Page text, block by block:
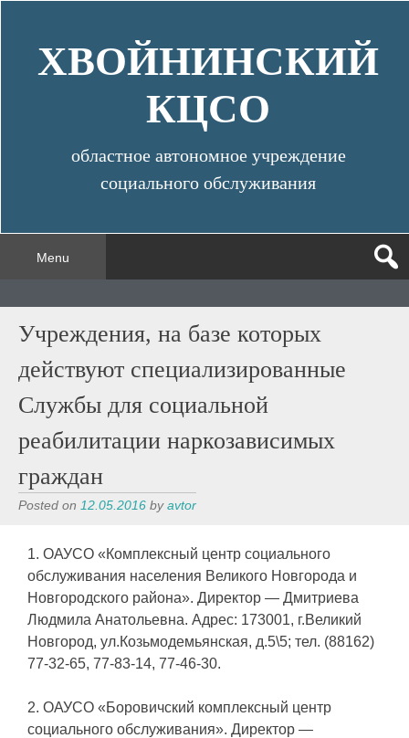
contentХВОЙНИНСКИЙ
КЦСО
областное автономное учреждение
социального обслуживания
Menu
Учреждения, на базе которых
действуют специализированные
Службы для социальной
реабилитации наркозависимых
граждан
Posted on 12.05.2016 byavtor
1. ОАУСО «Комплексный центр социального
обслуживания населения Великого Новгорода и
Новгородского района». Директор — Дмитриева
Людмила Анатольевна. Адрес: 173001, г.Великий
Новгород, ул.Козьмодемьянская, д.5\5; тел. (88162)
77-32-65, 77-83-14, 77-46-30.
2. ОАУСО «Боровичский комплексный центр
социального обслуживания». Директор —